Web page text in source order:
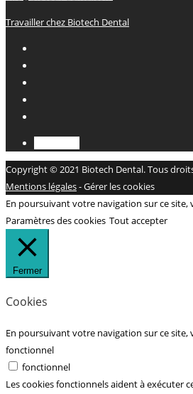
Travailler chez Biotech Dental
Copyright © 2021 Biotech Dental. Tous
Mentions légales-Gérer les cookies
En poursuivant votre navigation sur ce site,
Paramètres des cookies Tout accepter
Fermer
Cookies
En poursuivant votre navigation sur ce site,
fonctionnel
fonctionnel
Les cookies fonctionnels aident à exécuter